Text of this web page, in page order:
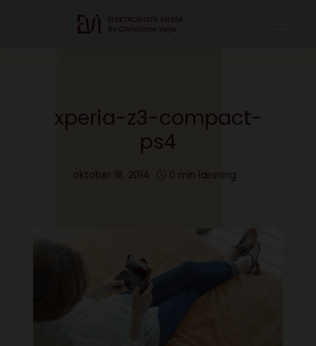
xperia-z3-compact-
ps4
oktober 18, 2014 0 min læsning